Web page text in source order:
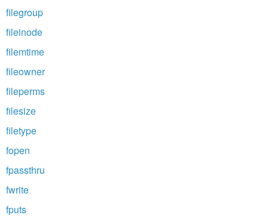
filegroup
fileinode
filemtime
fileowner
fileperms
filesize
filetype
fopen
fpassthru
fwrite
fputs